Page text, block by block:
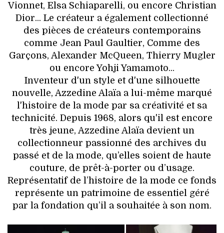
Vionnet, Elsa Schiaparelli, ou encore Christian
Dior... Le créateur a également collectionné
des pièces de créateurs contemporains
comme Jean Paul Gaultier, Comme des
Garçons, Alexander McQueen, Thierry Mugler
ou encore Yohji Yamamoto...
Inventeur d'un style et d'une silhouette
nouvelle, Azzedine Alaïa a lui-même marqué
l'histoire de la mode par sa créativité et sa
technicité. Depuis 1968, alors qu'il est encore
très jeune, Azzedine Alaïa devient un
collectionneur passionné des archives du
passé et de la mode, qu’elles soient de haute
couture, de prêt-à-porter ou d’usage.
Représentatif de l’histoire de la mode ce fonds
représente un patrimoine de essentiel géré
par la fondation qu’il a souhaitée à son nom.